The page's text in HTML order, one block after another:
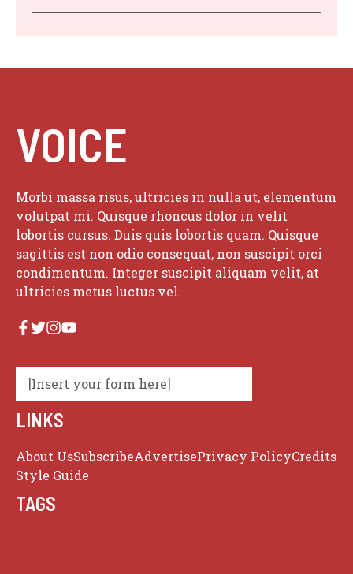
VOICE
Morbi massa risus, ultricies in nulla ut, elementum
volutpat mi. Quisque rhoncus dolor in velit
lobortis cursus. Duis quis lobortis quam. Quisque
sagittis est non odio consequat, non suscipit orci
condimentum. Integer suscipit aliquam velit, at
ultricies metus luctus vel.
[Insert your form here]
LINKS
About UsSubscribeAdvertisePrivacy PolicyCredits
Style Guide
TAGS